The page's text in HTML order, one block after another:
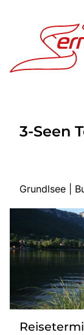
Highlights
Start
Busreisen
Bus mieten
Kontakt
3-Seen
Grundlsee |